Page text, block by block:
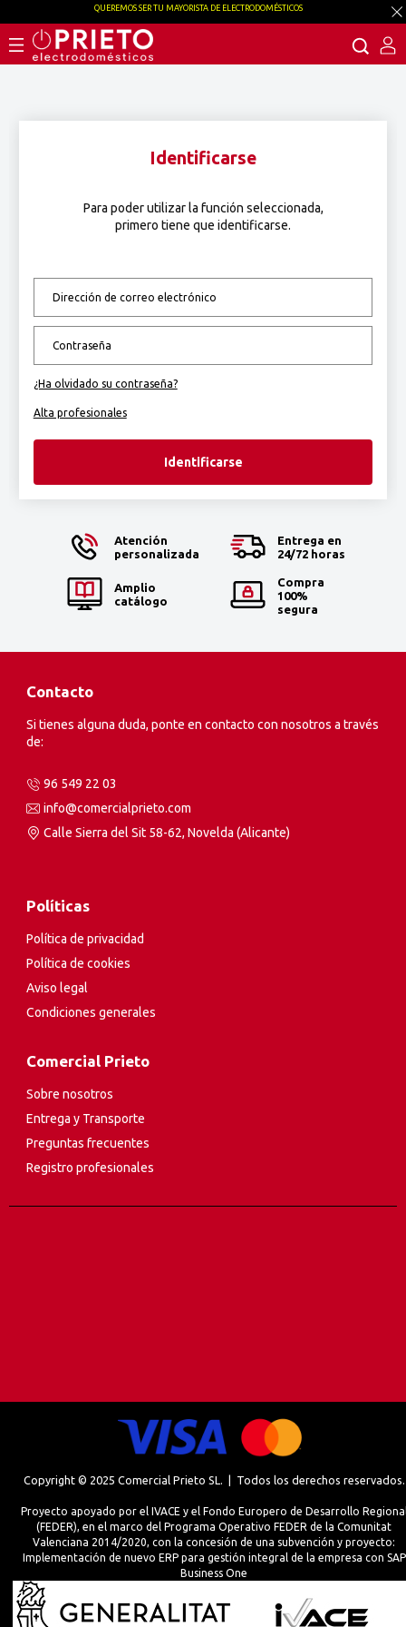
Identificarse
Para poder utilizar la función seleccionada,
primero tiene que identificarse.
¿Ha olvidado su contraseña?
Alta profesionales
Identificarse
Atención
personalizada
Entrega en
24/72 horas
Amplio
catálogo
Compra
100%
segura
Contacto
Si tienes alguna duda, ponte en contacto con nosotros a través
de:
96 549 22 03
info@comercialprieto.com
Calle Sierra del Sit 58-62, Novelda (Alicante)
Políticas
Política de privacidad
Política de cookies
Aviso legal
Condiciones generales
Comercial Prieto
Sobre nosotros
Entrega y Transporte
Preguntas frecuentes
Registro profesionales
Copyright © 2025 Comercial Prieto SL. | Todos los derechos reservados.
Proyecto apoyado por el IVACE y el Fondo Europero de Desarrollo
(FEDER), en el marco del Programa Operativo FEDER de la Comunitat
Valenciana 2014/2020, con la concesión de una subvención y proyecto:
Implementación de nuevo ERP para gestión integral de la empresa con SAP
Business One
QUEREMOS SER TU MAYORISTA DE ELECTRODOMÉSTICOS